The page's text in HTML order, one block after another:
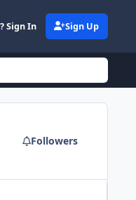
Sign In Sign Up
Followers